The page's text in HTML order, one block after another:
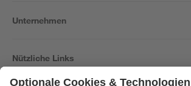
Unternehmen
Nützliche Links